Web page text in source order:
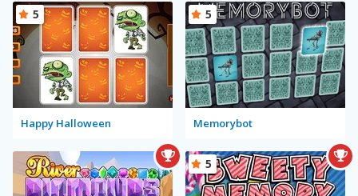
Happy Halloween
5
Memorybot
5
5